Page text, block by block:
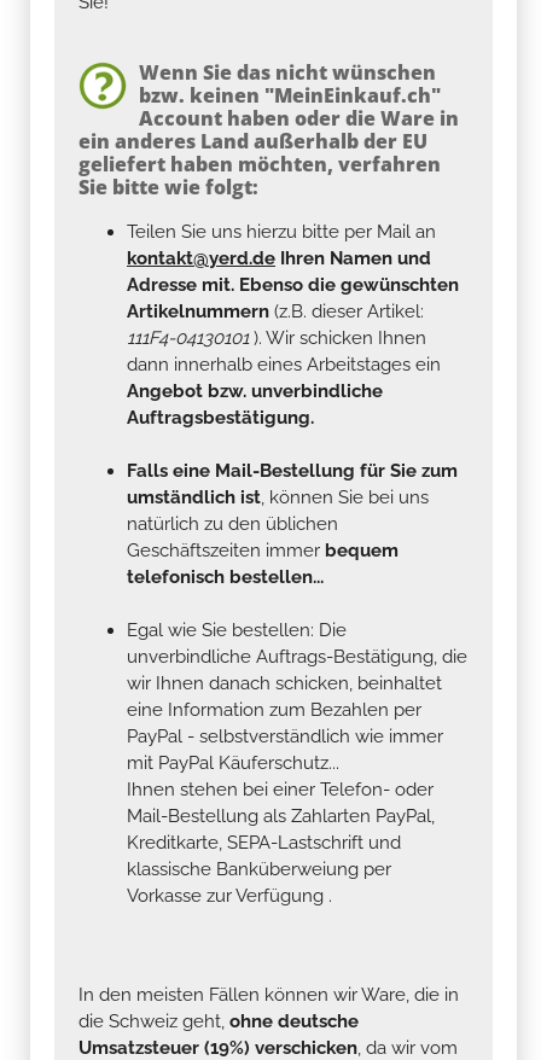
Wenn Sie das nicht wünschen
bzw. keinen "MeinEinkauf.ch"
Account haben oder die Ware in
ein anderes Land außerhalb der EU
geliefert haben möchten, verfahren
Sie bitte wie folgt:
Teilen Sie uns hierzu bitte per Mail an
kontakt@yerd.de Ihren Namen und
Adresse mit. Ebenso die gewünschten
Artikelnummern (z.B. dieser Artikel:
111F4-04130101). Wir schicken Ihnen
dann innerhalb eines Arbeitstages ein
Angebot bzw. unverbindliche
Auftragsbestätigung.
Falls eine Mail-Bestellung für Sie zum
umständlich ist, können Sie bei uns
natürlich zu den üblichen
Geschäftszeiten immer bequem
telefonisch bestellen...
Egal wie Sie bestellen: Die
unverbindliche Auftrags-Bestätigung, die
wir Ihnen danach schicken, beinhaltet
eine Information zum Bezahlen per
PayPal - selbstverständlich wie immer
mit PayPal Käuferschutz...
Ihnen stehen bei einer Telefon- oder
Mail-Bestellung als Zahlarten PayPal,
Kreditkarte, SEPA-Lastschrift und
klassische Banküberweiung per
Vorkasse zur Verfügung .
In den meisten Fällen können wir Ware, die in
die Schweiz geht, ohne deutsche
Umsatzsteuer (19%) verschicken, da wir vom